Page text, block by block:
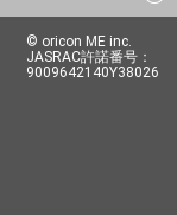
© oricon ME inc.
JASRAC許諾番号：
9009642140Y38026